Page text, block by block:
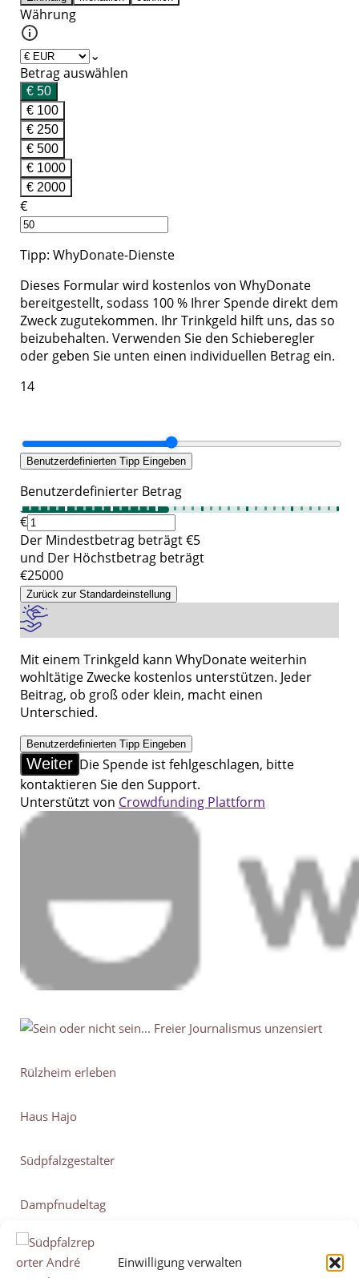
Einwilligung verwalten
Rülzheim erleben
Haus Hajo
Südpfalzgestalter
Dampfnudeltag
Beitragsaufrufe: